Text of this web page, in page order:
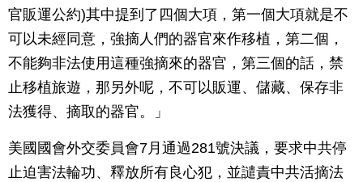
官販運公約)其中提到了四個大項，第一個大項就是不
可以未經同意，強摘人們的器官來作移植，第二個，
不能夠非法使用這種強摘來的器官，第三個的話，禁
止移植旅遊，那另外呢，不可以販運、儲藏、保存非
法獲得、摘取的器官。」
美國國會外交委員會7月通過281號決議，要求中共停
止迫害法輪功、釋放所有良心犯，並譴責中共活摘法